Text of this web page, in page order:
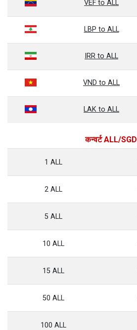
VEF to ALL
LBP to ALL
IRR to ALL
VND to ALL
LAK to ALL
कन्वर्ट ALL/SGD
1 ALL
2 ALL
5 ALL
10 ALL
15 ALL
50 ALL
100 ALL